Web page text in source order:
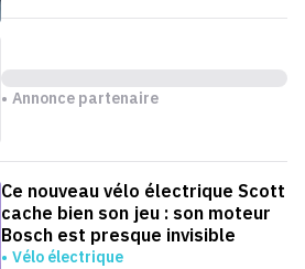
Annonce partenaire
Ce nouveau vélo électrique Scott
cache bien son jeu : son moteur
Bosch est presque invisible
Vélo électrique